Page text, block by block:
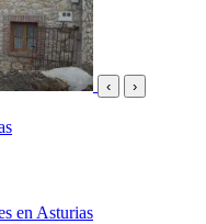
‹ ›
en Asturias